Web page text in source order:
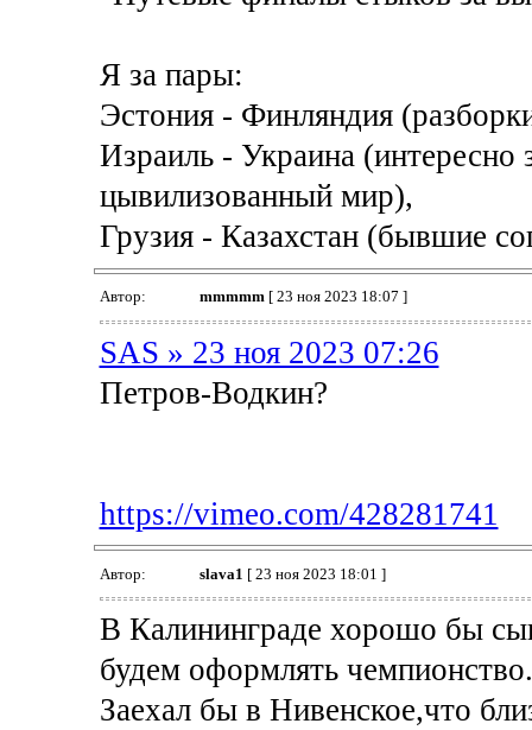
Я за пары:
Эстония - Финляндия
Израиль - Украина (интересно
цывилизованный мир),
Грузия - Казахстан (бывшие
Автор: mmmmm[ 23 ноя 2023 18:07 ]
SAS » 23 ноя 2023 07:26
Петров-Водкин?
https://vimeo.com/428281741
Автор: slava1 [ 23 ноя 2023 18:01 ]
В Калининграде хорошо бы
будем оформлять чемпионство.
Заехал бы в Нивенское,что